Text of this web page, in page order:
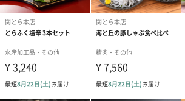
産：養殖）
アレルギー表
えび、小麦、大豆